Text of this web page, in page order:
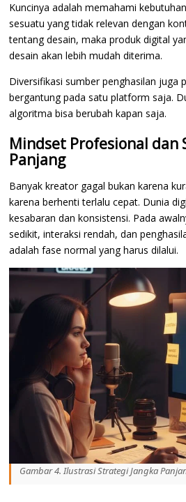
Kuncinya adalah memahami
sesuatu yang tidak relevan dengan
tentang desain, maka produk digital
desain akan lebih mudah diterima.
Diversifikasi sumber penghasilan juga
bergantung pada satu platform saja.
algoritma bisa berubah kapan saja.
Mindset Profesional dan
Panjang
Banyak kreator gagal bukan karena
karena berhenti terlalu cepat. Dunia
kesabaran dan konsistensi. Pada
sedikit, interaksi rendah, dan
adalah fase normal yang harus dilalui.
Gambar 4. Ilustrasi Strategi Jangka